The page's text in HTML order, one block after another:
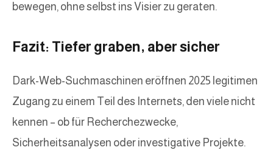
bewegen, ohne selbst ins Visier zu geraten.
Fazit: Tiefer graben, aber sicher
Dark-Web-Suchmaschinen eröffnen 2025 legitimen
Zugang zu einem Teil des Internets, den viele nicht
kennen – ob für Recherchezwecke,
Sicherheitsanalysen oder investigative Projekte.